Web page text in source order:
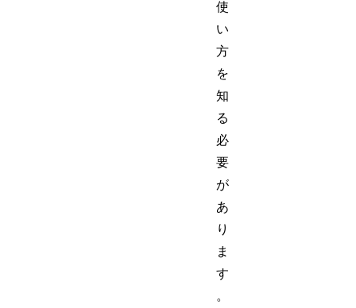
使
い
方
を
知
る
必
要
が
あ
り
ま
す
。